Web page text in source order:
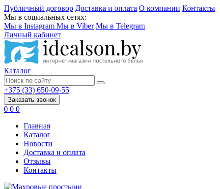
Публичный договор Доставка и оплата О компании Контакты
Мы в социальных сетях:
Мы в Instagram Мы в Viber Мы в Telegram
Личный кабинет
Каталог
+375 (33) 650-09-55
Заказать звонок
0 0 0
Главная
Каталог
Новости
Доставка и оплата
Отзывы
Контакты